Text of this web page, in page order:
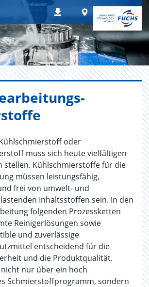
DownloadsWorldwide
oder
muss sich heute vielfältigen
stellen. Kühlschmierstoffe für die
müssen leistungsfähig,
frei von umwelt- und
Inhaltsstoffen sein. In den
folgenden Prozessketten
Reinigerlösungen sowie
und zuverlässige
entscheidend für die
und die Produktqualität.
nicht nur über ein hoch
Schmierstoffprogramm, sondern